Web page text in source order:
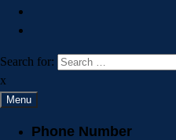
Search for:
x
Menu
Phone Number